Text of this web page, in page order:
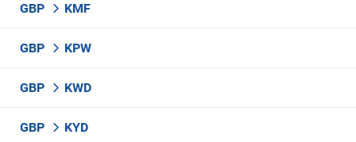
GBP KMF
GBP KPW
GBP KWD
GBP KYD